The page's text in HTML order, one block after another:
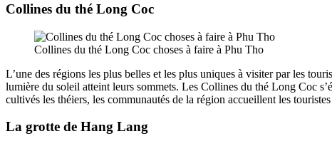
Collines du thé Long Coc
Collines du thé Long Coc choses à faire à Phu Tho
L’une des régions les plus belles et les plus uniques à visiter par les
lumière du soleil atteint leurs sommets. Les Collines du thé Long Coc
cultivés les théiers, les communautés de la région accueillent les
La grotte de Hang Lang